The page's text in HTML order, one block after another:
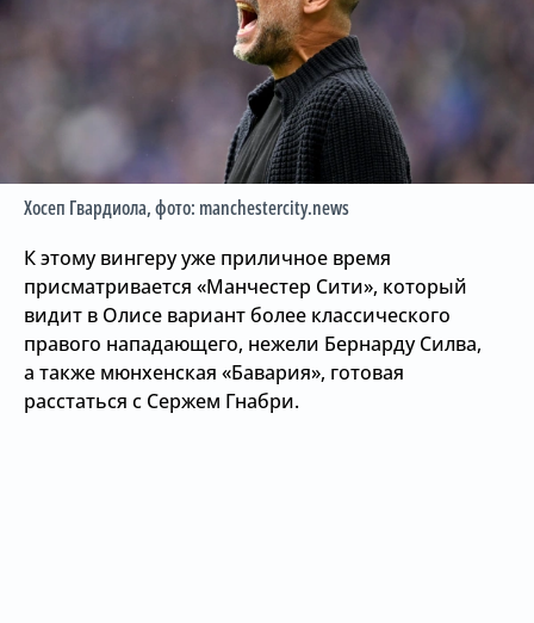
Хосеп Гвардиола, фото: manchestercity.news
К этому вингеру уже приличное время
присматривается «Манчестер Сити», который
видит в Олисе вариант более классического
правого нападающего, нежели Бернарду Силва,
а также мюнхенская «Бавария», готовая
расстаться с Сержем Гнабри.